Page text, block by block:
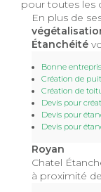
pour toutes les
En plus de
Étanchéité
Bonne
Création de
Création de
Devis pour
Devis pour
Devis pour
Royan
Chatel
à proximité